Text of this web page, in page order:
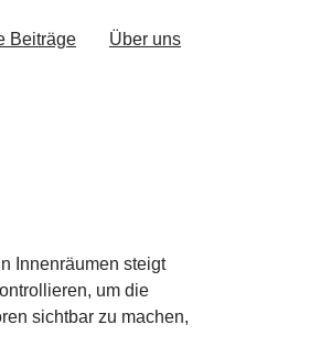
Beiträge Über uns
Innenräumen steigt
um die
sichtbar zu machen,